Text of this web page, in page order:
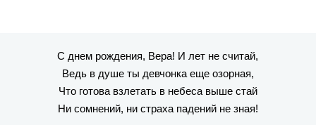
С днем рождения, Вера! И лет не считай,
Ведь в душе ты девчонка еще озорная,
Что готова взлетать в небеса выше стай
Ни сомнений, ни страха падений не зная!